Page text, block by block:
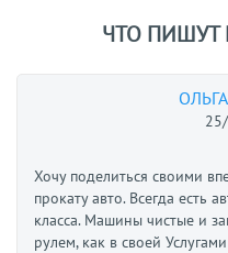
ЧТО
Хочу поделиться своими
прокату авто. Всегда есть
класса. Машины чистые и
рулем, как в своей